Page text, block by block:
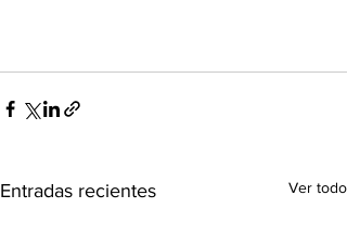
Entradas recientes Ver todo